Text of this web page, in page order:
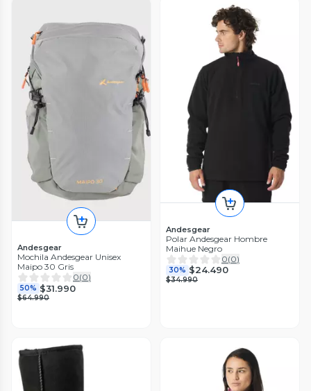
Andesgear
Mochila Andesgear Unisex
Maipo 30 Gris
0(0)
50% $31.990
$64.990
Andesgear
Polar Andesgear Hombre
Maihue Negro
0(0)
30% $24.490
$34.990